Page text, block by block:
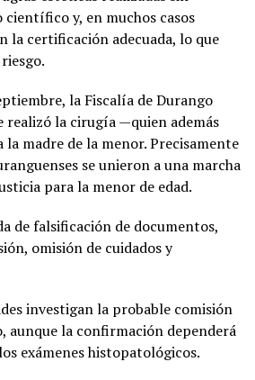
y, en muchos casos
la certificación adecuada, lo que
la Fiscalía de Durango
realizó la cirugía —quien además
madre de la menor. Precisamente
se unieron a una marcha
para la menor de edad.
de falsificación de documentos,
omisión de cuidados y
investigan la probable comisión
aunque la confirmación dependerá
exámenes histopatológicos.